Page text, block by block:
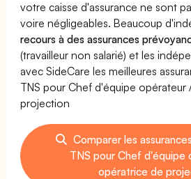
votre caisse d'assurance ne sont
voire négligeables. Beaucoup
recours à des assurances
(travailleur non salarié) et les
avec SideCare les meilleures
TNS pour Chef d'équipe opérateur
projection
Comparer les
TNS pour Chef d'équipe
opératrice de